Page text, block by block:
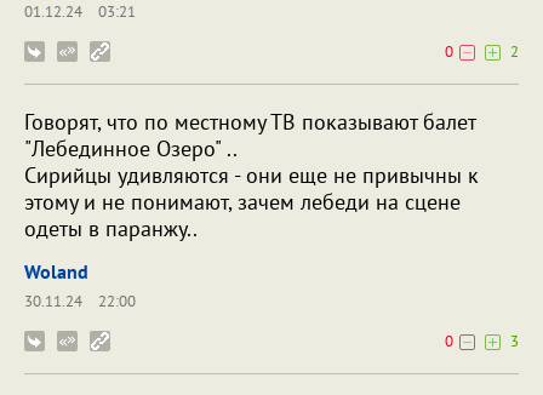
01.12.24
03:21
0
2
Говорят, что по местному ТВ показывают балет
"Лебединное Озеро" ..
Сирийцы удивляются - они еще не привычны к
этому и не понимают, зачем лебеди на сцене
одеты в паранжу..
Woland
30.11.24
22:00
0
3